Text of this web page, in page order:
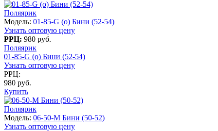
Поляярик
Модель: 01-85-G (о) Бини (52-54)
Узнать оптовую цену
РРЦ: 980 руб.
Поляярик
01-85-G (о) Бини (52-54)
Узнать оптовую цену
РРЦ:
980 руб.
Купить
Поляярик
Модель: 06-50-M Бини (50-52)
Узнать оптовую цену